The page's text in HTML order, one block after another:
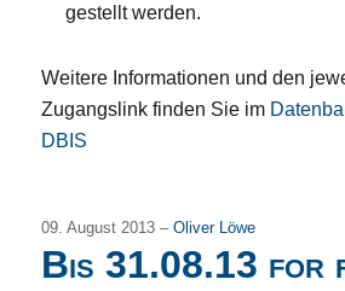
gestellt werden.
Weitere Informationen und den
Zugangslink finden Sie im
DBIS
09. August 2013 –Oliver Löwe
Bis 31.08.13 for